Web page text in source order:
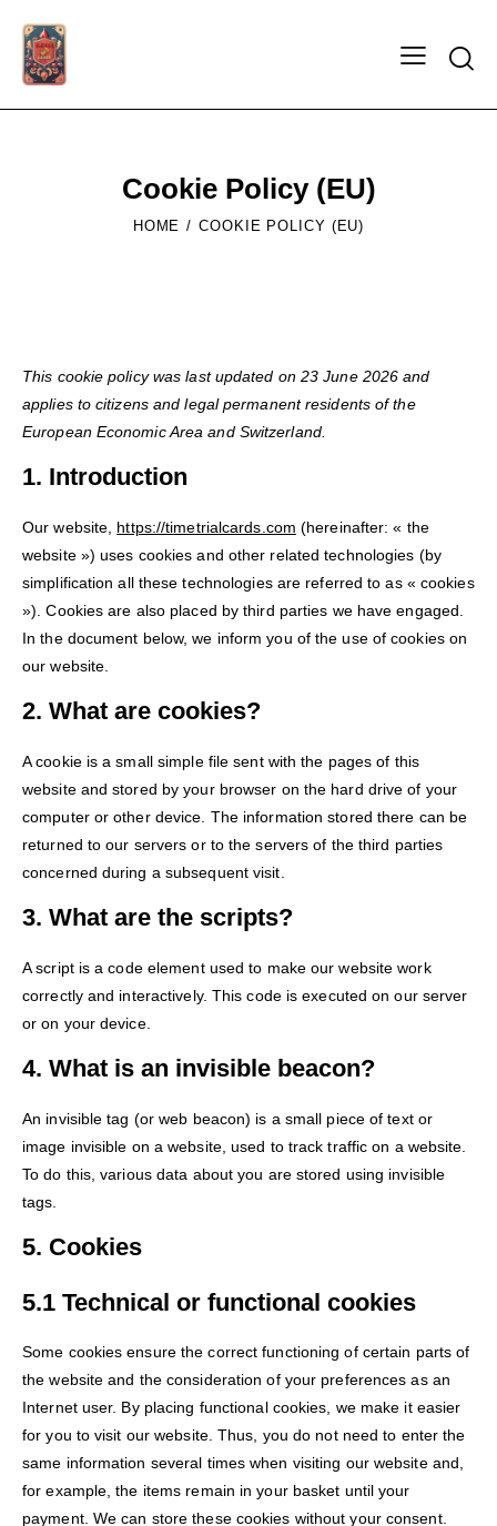
Cookie Policy (EU)
HOME COOKIE POLICY (EU)
This cookie policy was last updated on 23 June 2026 and
applies to citizens and legal permanent residents of the
European Economic Area and Switzerland.
1. Introduction
Our website, https://timetrialcards.com (hereinafter: « the
website ») uses cookies and other related technologies (by
simplification all these technologies are referred to as « cookies
»). Cookies are also placed by third parties we have engaged.
In the document below, we inform you of the use of cookies on
our website.
2. What are cookies?
A cookie is a small simple file sent with the pages of this
website and stored by your browser on the hard drive of your
computer or other device. The information stored there can be
returned to our servers or to the servers of the third parties
concerned during a subsequent visit.
3. What are the scripts?
A script is a code element used to make our website work
correctly and interactively. This code is executed on our server
or on your device.
4. What is an invisible beacon?
An invisible tag (or web beacon) is a small piece of text or
image invisible on a website, used to track traffic on a website.
To do this, various data about you are stored using invisible
tags.
5. Cookies
5.1 Technical or functional cookies
Some cookies ensure the correct functioning of certain parts of
the website and the consideration of your preferences as an
Internet user. By placing functional cookies, we make it easier
for you to visit our website. Thus, you do not need to enter the
same information several times when visiting our website and,
for example, the items remain in your basket until your
payment. We can store these cookies without your consent.